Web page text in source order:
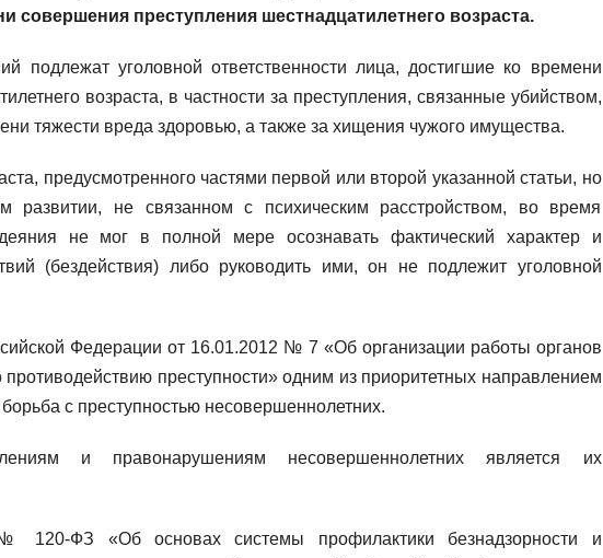
совершения преступления шестнадцатилетнего возраста.
подлежат уголовной ответственности лица, достигшие ко времени
возраста, в частности за преступления, связанные убийством,
тяжести вреда здоровью, а также за хищения чужого имущества.
предусмотренного частями первой или второй указанной статьи, но
развитии, не связанном с психическим расстройством, во время
не мог в полной мере осознавать фактический характер и
(бездействия) либо руководить ими, он не подлежит уголовной
Федерации от 16.01.2012 № 7 «Об организации работы органов
преступности» одним из приоритетных направлением
с преступностью несовершеннолетних.
и правонарушениям несовершеннолетних является их
120-ФЗ «Об основах системы профилактики безнадзорности и